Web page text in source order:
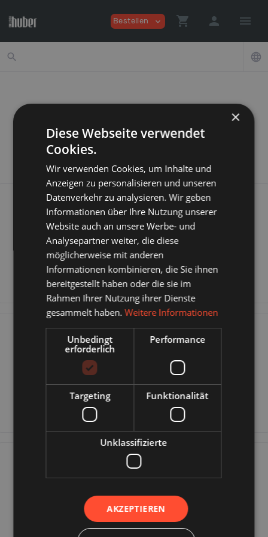
Bestellen expand_more shopping_cart person menu
search language
Willkommen
shopping_cart
Neue Bestellung Aufgeben
Kundenbereich
help
Unterstützung
×
Diese Webseite verwendet
Cookies.
Wir verwenden Cookies, um Inhalte und
Anzeigen zu personalisieren und unseren
Datenverkehr zu analysieren. Wir geben
Informationen über Ihre Nutzung unserer
Website auch an unsere Werbe- und
Analysepartner weiter, die diese
möglicherweise mit anderen
Informationen kombinieren, die Sie ihnen
bereitgestellt haben oder die sie im
Rahmen Ihrer Nutzung ihrer Dienste
gesammelt haben.Weitere Informationen
Unbedingt
erforderlich
Performance
Targeting Funktionalität
Unklassifizierte
AKZEPTIEREN